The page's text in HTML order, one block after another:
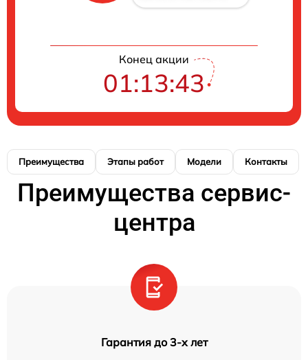
Конец акции
01:13:42
Преимущества Этапы работ Модели Контакты
Преимущества сервис-
центра
Гарантия до 3-х лет